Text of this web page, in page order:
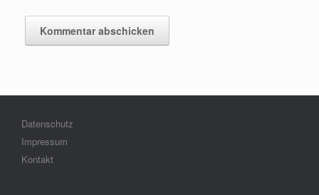
Datenschutz
Impressum
Kontakt